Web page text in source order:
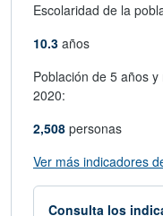
Escolaridad de la
10.3 años
Población de 5 años
2020:
2,508 personas
Ver más indicadores
Consulta los